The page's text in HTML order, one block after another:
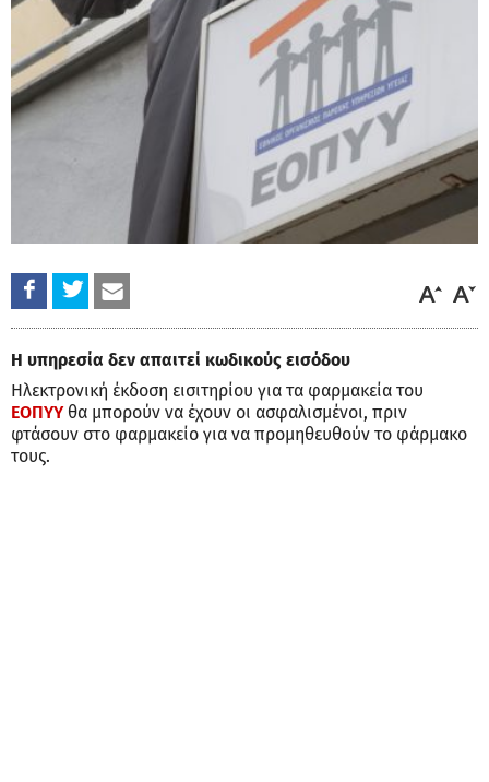
Η υπηρεσία δεν απαιτεί κωδικούς εισόδου
Ηλεκτρονική έκδοση εισιτηρίου για τα φαρμακεία του
ΕΟΠΥΥ θα μπορούν να έχουν οι ασφαλισμένοι, πριν
φτάσουν στο φαρμακείο για να προμηθευθούν το φάρμακο
τους.